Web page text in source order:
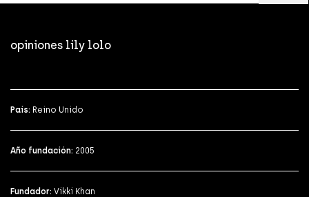
opiniones lily lolo
País: Reino Unido
Año fundación: 2005
Fundador: Vikki Khan